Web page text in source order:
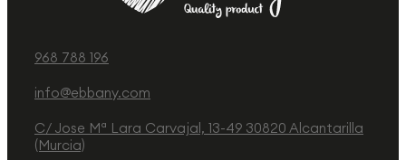
968 788 196
info@ebbany.com
C/ Jose Mª Lara Carvajal, 13-49 30820 Alcantarilla
(Murcia)